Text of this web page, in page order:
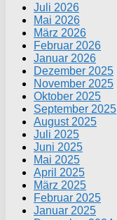
Juli 2026
Mai 2026
März 2026
Februar 2026
Januar 2026
Dezember 2025
November 2025
Oktober 2025
September 2025
August 2025
Juli 2025
Juni 2025
Mai 2025
April 2025
März 2025
Februar 2025
Januar 2025